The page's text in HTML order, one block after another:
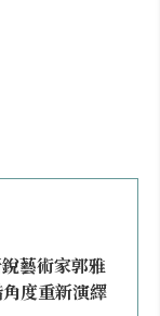
藝術家郭雅
度重新演繹